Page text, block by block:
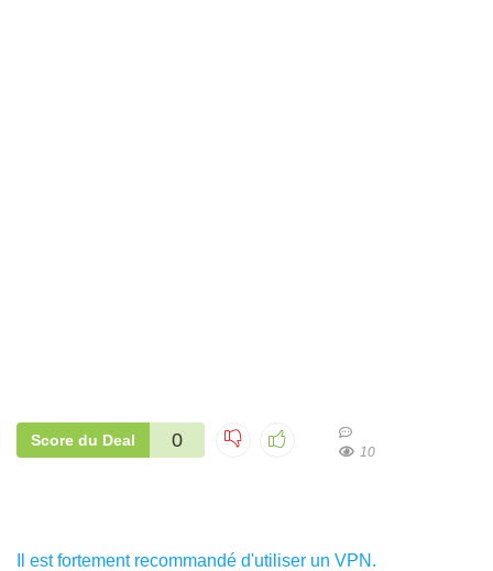
Score du Deal 0
10
Il est fortement recommandé d'utiliser un VPN.